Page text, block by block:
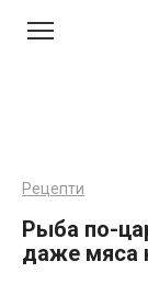
Рецепти
Рыба по-
даже мяса